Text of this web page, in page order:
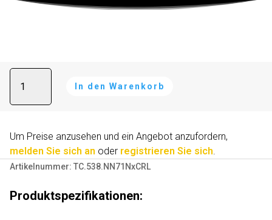
Tischspiegel
SPEKKIO
Menge
In den Warenkorb
r
n
a
Um Preise anzusehen und ein Angebot anzufordern,
melden Sie sich an oder registrieren Sie sich
Artikelnummer: TC.538.NN71NxCRL
Produktspezifikationen: